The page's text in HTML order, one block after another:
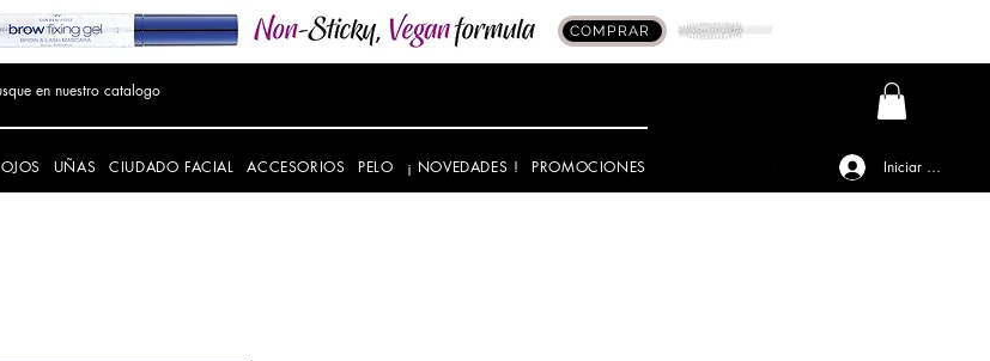
COMPRAR
OJOS UÑAS CIUDADO FACIAL ACCESORIOS PELO ¡ NOVEDADES ! PROMOCIONES Iniciar sesión